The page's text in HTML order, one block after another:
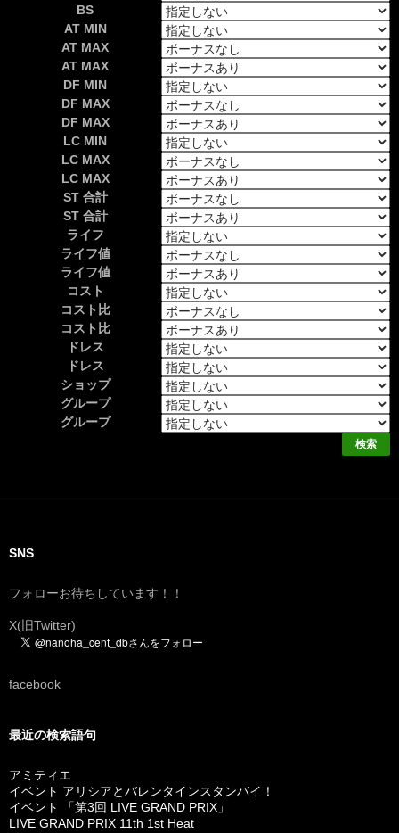
BS
AT MIN
AT MAX
AT MAX
DF MIN
DF MAX
DF MAX
LC MIN
LC MAX
LC MAX
ST 合計
ST 合計
ライフ
ライフ値
ライフ値
コスト
コスト比
コスト比
ドレス
ドレス
ショップ
グループ
グループ
SNS
フォローお待ちしています！！
X(旧Twitter)
facebook
最近の検索語句
アミティエ
イベント アリシアとバレンタインスタンバイ！
イベント 「第3回 LIVE GRAND PRIX」
LIVE GRAND PRIX 11th 1st Heat